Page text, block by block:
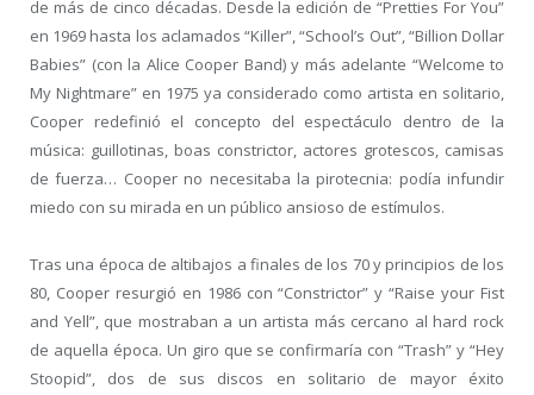
de más de cinco décadas. Desde la edición de “Pretties For You”
en 1969 hasta los aclamados “Killer”, “School’s Out”, “Billion Dollar
Babies” (con la Alice Cooper Band) y más adelante “Welcome to
My Nightmare” en 1975 ya considerado como artista en solitario,
Cooper redefinió el concepto del espectáculo dentro de la
música: guillotinas, boas constrictor, actores grotescos, camisas
de fuerza… Cooper no necesitaba la pirotecnia: podía infundir
miedo con su mirada en un público ansioso de estímulos.
Tras una época de altibajos a finales de los 70 y principios de los
80, Cooper resurgió en 1986 con “Constrictor” y “Raise your Fist
and Yell”, que mostraban a un artista más cercano al hard rock
de aquella época. Un giro que se confirmaría con “Trash” y “Hey
Stoopid”, dos de sus discos en solitario de mayor éxito